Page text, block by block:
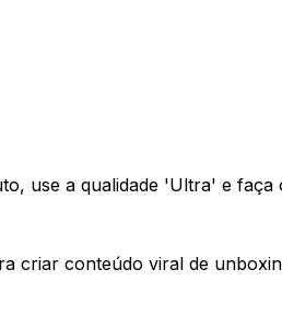
use a qualidade 'Ultra' e
criar conteúdo viral de